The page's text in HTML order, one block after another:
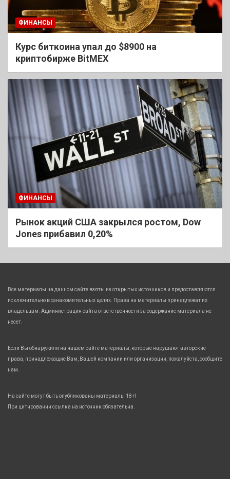
ФИНАНСЫ
Курс биткоина упал до $8900 на
криптобирже BitMEX
ФИНАНСЫ
Рынок акций США закрылся ростом, Dow
Jones прибавил 0,20%
Все материалы на данном сайте взяты из открытых источников и предоставляются
исключительно в ознакомительных целях. Права на материалы принадлежат их
владельцам. Администрация сайта ответственности за содержание материала не
несет.
Если Вы обнаружили на нашем сайте материалы, которые нарушают авторские
права, принадлежащие Вам, Вашей компании или организации, пожалуйста, сообщите
нам.
На сайте могут быть опубликованы материалы 18+!
При цитировании ссылка на источник обязательна.